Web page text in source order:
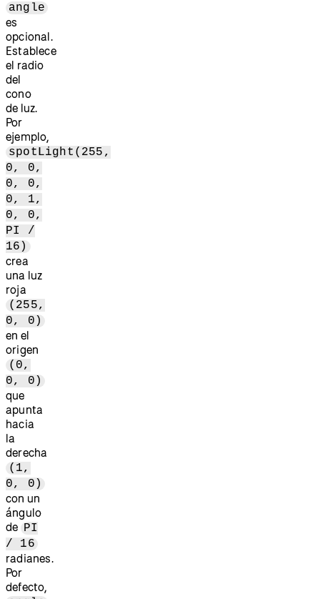
angle
es
opcional.
Establece
el radio
del
cono
de luz.
Por
ejemplo,
spotLight(255,
0, 0,
0, 0,
0, 1,
0, 0,
PI /
16)
crea
una luz
roja
(255,
0, 0)
en el
origen
(0,
0, 0)
que
apunta
hacia
la
derecha
(1,
0, 0)
con un
ángulo
de PI
/ 16
radianes.
Por
defecto,